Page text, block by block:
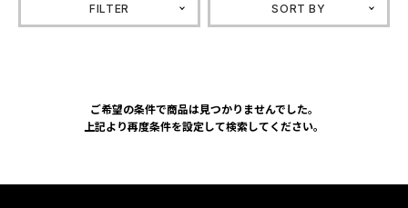
FILTER SORT BY
ご希望の条件で商品は見つかりませんでした。
上記より再度条件を設定して検索してください。